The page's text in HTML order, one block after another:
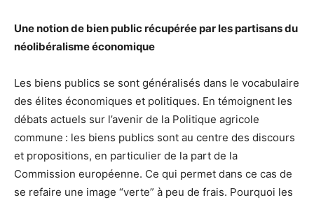
Une notion de bien public récupérée par les partisans du
néolibéralisme économique
Les biens publics se sont généralisés dans le vocabulaire
des élites économiques et politiques. En témoignent les
débats actuels sur l’avenir de la Politique agricole
commune : les biens publics sont au centre des discours
et propositions, en particulier de la part de la
Commission européenne. Ce qui permet dans ce cas de
se refaire une image “verte” à peu de frais. Pourquoi les